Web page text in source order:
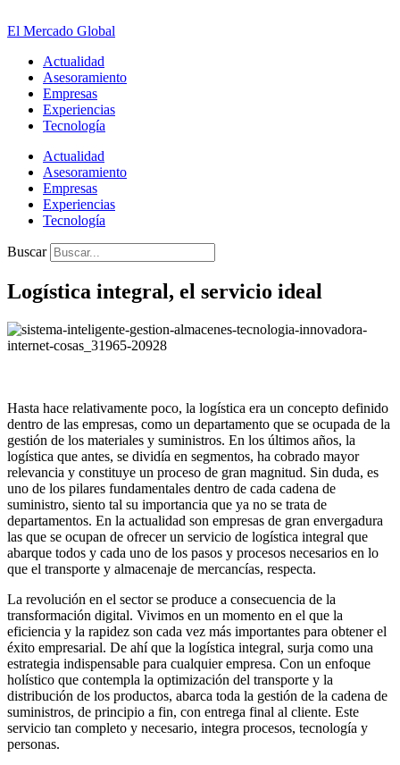
al
El Mercado Global
Actualidad
Asesoramiento
Empresas
Experiencias
Tecnología
Actualidad
Asesoramiento
Empresas
Experiencias
Tecnología
Buscar
Logística integral, el servicio ideal
Hasta hace relativamente poco, la logística era un concepto definido
dentro de las empresas, como un departamento que se ocupada de la
gestión de los materiales y suministros. En los últimos años, la
logística que antes, se dividía en segmentos, ha cobrado mayor
relevancia y constituye un proceso de gran magnitud. Sin duda, es
uno de los pilares fundamentales dentro de cada cadena de
suministro, siento tal su importancia que ya no se trata de
departamentos. En la actualidad son empresas de gran envergadura
las que se ocupan de ofrecer un servicio de logística integral que
abarque todos y cada uno de los pasos y procesos necesarios en lo
que el transporte y almacenaje de mercancías, respecta.
La revolución en el sector se produce a consecuencia de la
transformación digital. Vivimos en un momento en el que la
eficiencia y la rapidez son cada vez más importantes para obtener el
éxito empresarial. De ahí que la logística integral, surja como una
estrategia indispensable para cualquier empresa. Con un enfoque
holístico que contempla la optimización del transporte y la
distribución de los productos, abarca toda la gestión de la cadena de
suministros, de principio a fin, con entrega final al cliente. Este
servicio tan completo y necesario, integra procesos, tecnología y
personas.